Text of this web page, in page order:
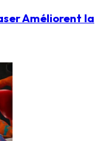
Améliorent la